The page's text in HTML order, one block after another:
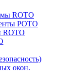
ROTO
РОТО
ROTO
окон.